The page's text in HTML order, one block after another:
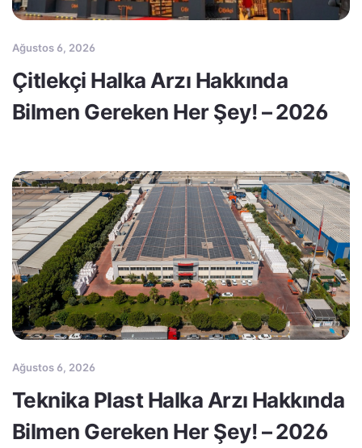
Ağustos 6, 2026
Çitlekçi Halka Arzı Hakkında
Bilmen Gereken Her Şey! – 2026
Ağustos 6, 2026
Teknika Plast Halka Arzı Hakkında
Bilmen Gereken Her Şey! – 2026